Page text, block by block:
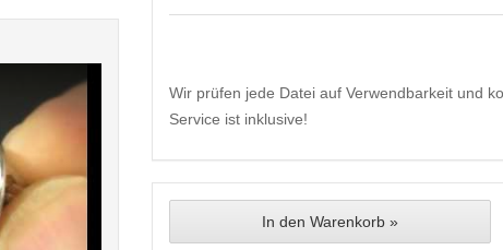
Wir prüfen jede Datei auf Verwendbarkeit und
Service ist inklusive!
In den Warenkorb »